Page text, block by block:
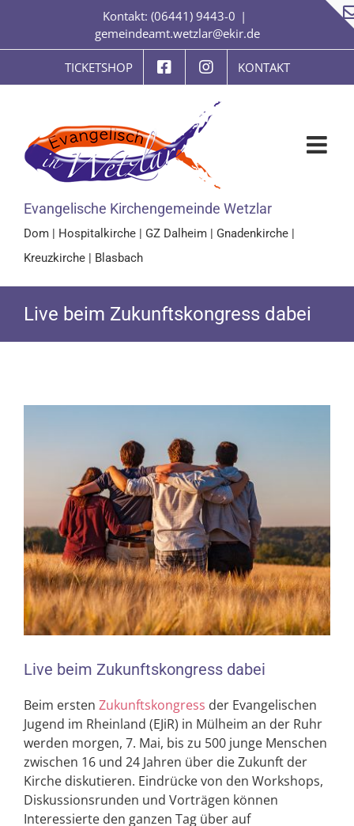
springen
Kontakt: (06441) 9443-0 |
gemeindeamt.wetzlar@ekir.de
TICKETSHOP KONTAKT
Evangelische Kirchengemeinde Wetzlar
Dom | Hospitalkirche | GZ Dalheim | Gnadenkirche |
Kreuzkirche | Blasbach
Live beim Zukunftskongress dabei
Live beim Zukunftskongress dabei
Beim ersten Zukunftskongress der Evangelischen
Jugend im Rheinland (EJiR) in Mülheim an der Ruhr
werden morgen, 7. Mai, bis zu 500 junge Menschen
zwischen 16 und 24 Jahren über die Zukunft der
Kirche diskutieren. Eindrücke von den Workshops,
Diskussionsrunden und Vorträgen können
Interessierte den ganzen Tag über auf